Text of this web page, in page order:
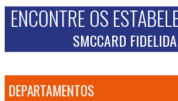
ENCONTRE OS
SMCCARD
DEPARTAMENTOS